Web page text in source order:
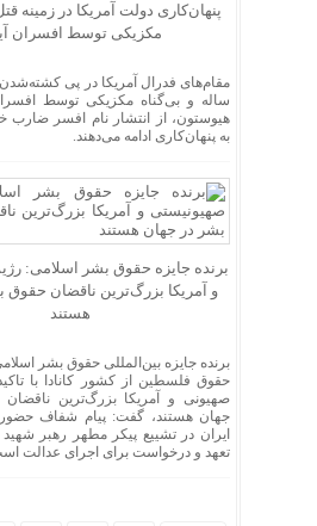
پنهان‌کاری دولت آمریکا در زمینه
مکزیکی توسط افسران
ساله و بی‌گناه مکزیکی توسط
هیوستون، از انتشار نام افسر ضارب
به پنهان‌کاری ادامه می‌دهند.
برنده جایزه حقوق بشر اسلامی:
و آمریکا بزرگ‌ترین ناقضان حقوق
هستند
برنده جایزه بین‌­المللی حقوق بشر
حقوق فلسطین از کشور کانادا با
صهیونی و آمریکا بزرگ‌ترین
جهان هستند، گفت: پیام شفاف حضور
ایران در تشییع پیکر مطهر رهبر شهید
تعهد و درخواست برای اجرای عدالت